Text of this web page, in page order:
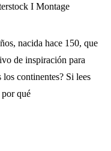
I Montage
nacida hace 150, que
de inspiración para
continentes? Si lees
por qué